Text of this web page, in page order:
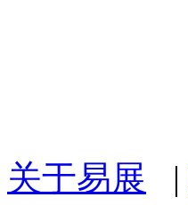
关于易展 |